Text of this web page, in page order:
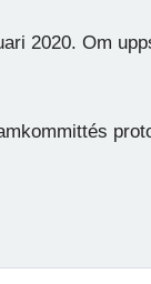
2020. Om